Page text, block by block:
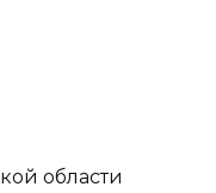
области